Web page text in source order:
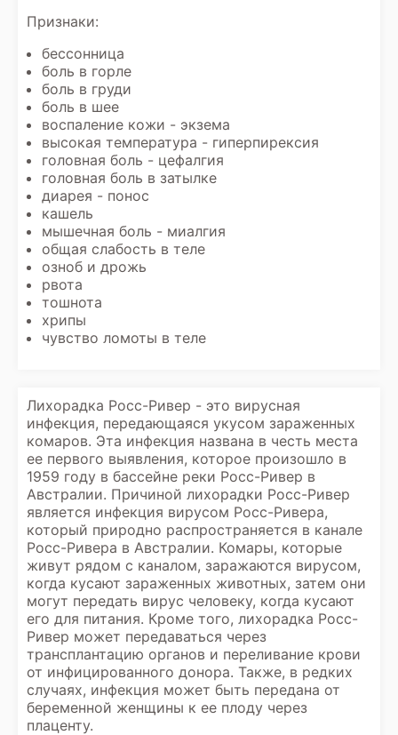
Признаки:
бессонница
боль в горле
боль в груди
боль в шее
воспаление кожи - экзема
высокая температура - гиперпирексия
головная боль - цефалгия
головная боль в затылке
диарея - понос
кашель
мышечная боль - миалгия
общая слабость в теле
озноб и дрожь
рвота
тошнота
хрипы
чувство ломоты в теле
Лихорадка Росс-Ривер - это вирусная
инфекция, передающаяся укусом зараженных
комаров. Эта инфекция названа в честь места
ее первого выявления, которое произошло в
1959 году в бассейне реки Росс-Ривер в
Австралии. Причиной лихорадки Росс-Ривер
является инфекция вирусом Росс-Ривера,
который природно распространяется в канале
Росс-Ривера в Австралии. Комары, которые
живут рядом с каналом, заражаются вирусом,
когда кусают зараженных животных, затем они
могут передать вирус человеку, когда кусают
его для питания. Кроме того, лихорадка Росс-
Ривер может передаваться через
трансплантацию органов и переливание крови
от инфицированного донора. Также, в редких
случаях, инфекция может быть передана от
беременной женщины к ее плоду через
плаценту.